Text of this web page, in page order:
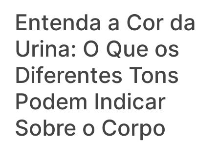
Entenda a Cor da
Urina: O Que os
Diferentes Tons
Podem Indicar
Sobre o Corpo